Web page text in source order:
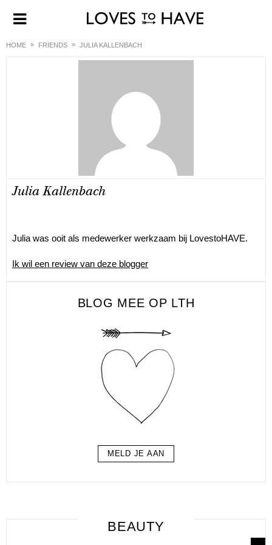
HOME FRIENDS JULIA KALLENBACH
Julia Kallenbach
Julia was ooit als medewerker werkzaam bij LovestoHAVE.
Ik wil een review van deze blogger
BLOG MEE OP LTH
MELD JE AAN
BEAUTY